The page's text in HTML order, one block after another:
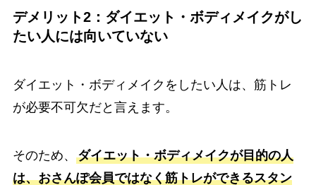
デメリット2：ダイエット・ボディメイクがし
たい人には向いていない
ダイエット・ボディメイクをしたい人は、筋トレ
が必要不可欠だと言えます。
そのため、 ダイエット・ボディメイクが目的の人
は、おさんぽ会員ではなく筋トレができるスタン